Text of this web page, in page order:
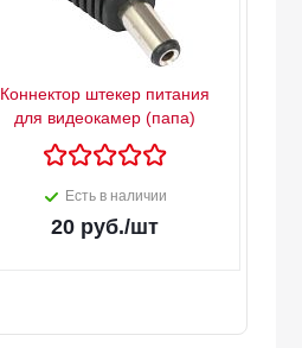
Коннектор штекер питания
для видеокамер (папа)
Есть в наличии
20руб./шт